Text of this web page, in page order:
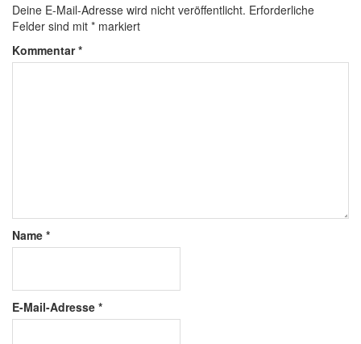
Deine E-Mail-Adresse wird nicht veröffentlicht. Erforderliche
Felder sind mit * markiert
Kommentar*
Name *
E-Mail-Adresse *